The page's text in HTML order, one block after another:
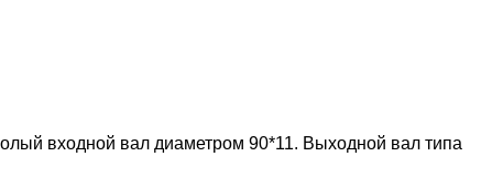
входной вал диаметром 90*11. Выходной вал типа